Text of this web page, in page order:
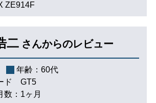
ZE914F
二 さんからのレビュー
年齢： 60代
ド GT5
数： 1ヶ月